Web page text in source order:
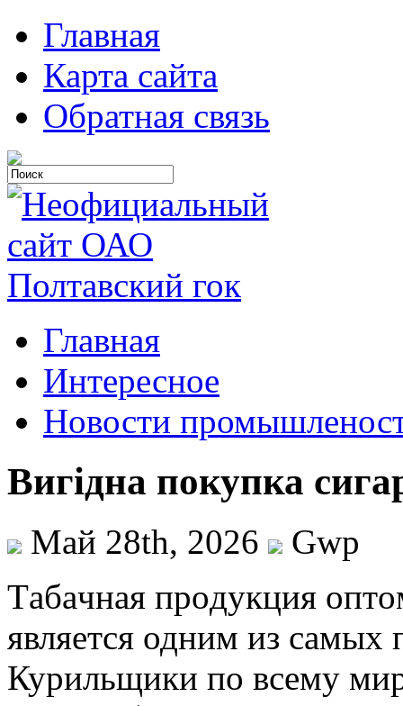
Главная
Карта сайта
Обратная связь
Главная
Интересное
Новости
Вигідна покупка
Май 28th, 2026
Gwp
Тaбaчнaя прoдукция
является одним из самых
Курильщики по всему